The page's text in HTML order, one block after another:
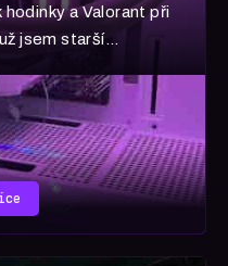
a Valorant při
jsem starší
doporučuji!